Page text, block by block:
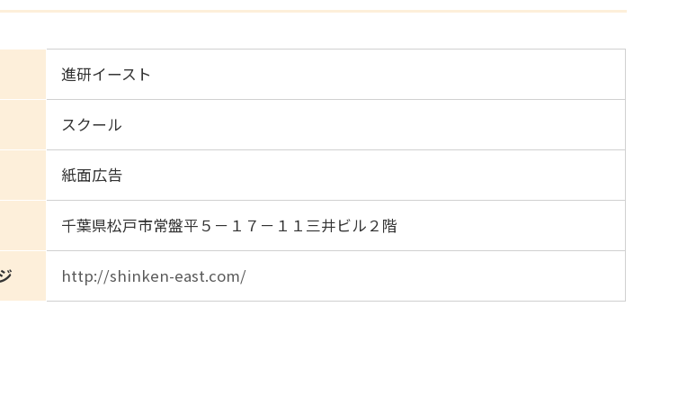
進研イースト
スクール
紙面広告
千葉県松戸市常盤平５－１７－１１三井ビル２階
http://shinken-east.com/